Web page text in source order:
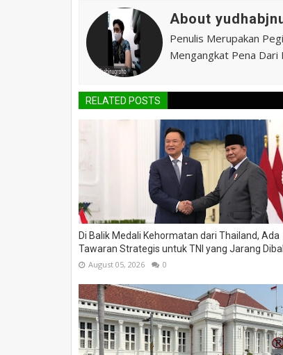
About
Penulis Merupakan
Mengangkat Pena Dari
RELATED POSTS
Di Balik Medali Kehormatan dari Thailand, Ada
Tawaran Strategis untuk TNI yang Jarang
August 05, 2026 0